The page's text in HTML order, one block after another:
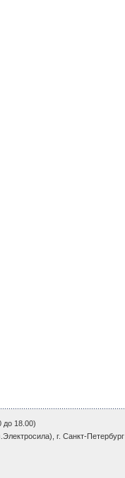
до 18.00)
г. Санкт-Петербург